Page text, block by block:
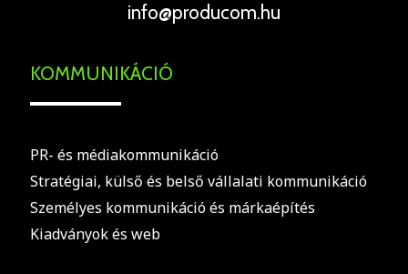
info@producom.hu
KOMMUNIKÁCIÓ
PR- és médiakommunikáció
Stratégiai, külső és belső vállalati kommunikáció
Személyes kommunikáció és márkaépítés
Kiadványok és web